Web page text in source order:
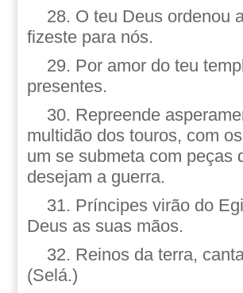
28. O teu Deus ordenou
fizeste para nós.
29. Por amor do teu
presentes.
30. Repreende
multidão dos touros, com
um se submeta com peças
desejam a guerra.
31. Príncipes virão do
Deus as suas mãos.
32. Reinos da terra,
(Selá.)